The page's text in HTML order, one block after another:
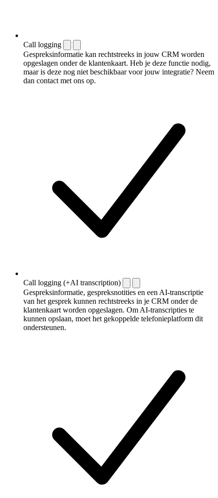
Call logging
Gespreksinformatie kan rechtstreeks in jouw CRM worden
opgeslagen onder de klantenkaart. Heb je deze functie nodig,
maar is deze nog niet beschikbaar voor jouw integratie? Neem
dan contact met ons op.
Call logging (+AI transcription)
Gespreksinformatie, gespreksnotities en een AI-transcriptie
van het gesprek kunnen rechtstreeks in je CRM onder de
klantenkaart worden opgeslagen. Om AI-transcripties te
kunnen opslaan, moet het gekoppelde telefonieplatform dit
ondersteunen.